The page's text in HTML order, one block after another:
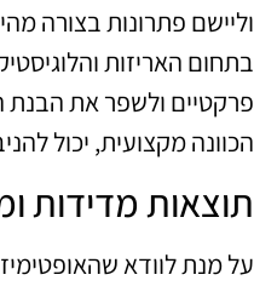
וליישם פתרונות בצורה
בתחום האריזות
פרקטיים ולשפר את הבנת
הכוונה מקצועית, יכול
תוצאות מדידות
על מנת לוודא